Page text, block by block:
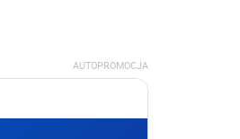
AUTOPROMOCJA